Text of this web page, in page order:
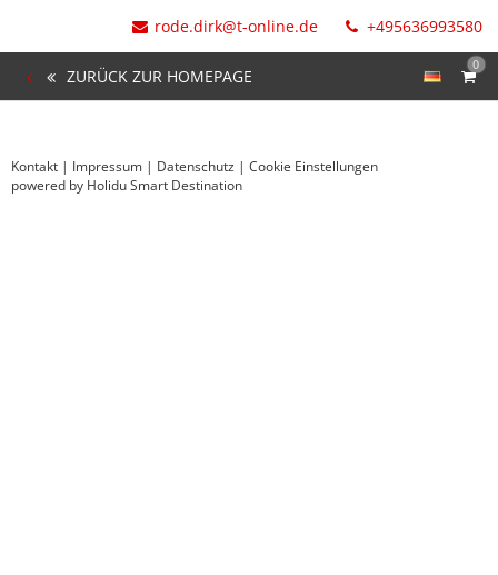
rode.dirk@t-online.de +495636993580
0
ZURÜCK ZUR HOMEPAGE
Kontakt | Impressum | Datenschutz | Cookie Einstellungen
powered by Holidu Smart Destination